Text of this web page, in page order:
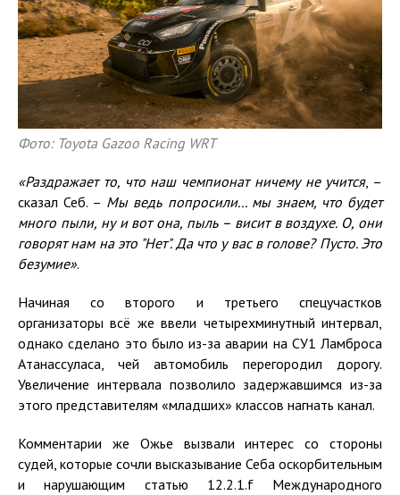
Фото: Toyota Gazoo Racing WRT
«Раздражает то, что наш чемпионат ничемуне учится, –
сказал Себ. – Мы ведь попросили... мы знаем, что будет
много пыли, ну и вот она, пыль– висит в воздухе. О, они
говорят нам на это "Нет". Да что у вас в голове? Пусто. Это
безумие».
Начиная со второго и третьего спецучастков
организаторы всё же ввели четырехминутный интервал,
однако сделано это было из-за аварии на СУ1 Ламброса
Атанассуласа, чей автомобиль перегородил дорогу.
Увеличение интервала позволило задержавшимся из-за
этого представителям «младших» классов нагнать канал.
Комментарии же Ожье вызвали интерес со стороны
судей, которые сочли высказывание Себа оскорбительным
и нарушающим статью 12.2.1.f Международного